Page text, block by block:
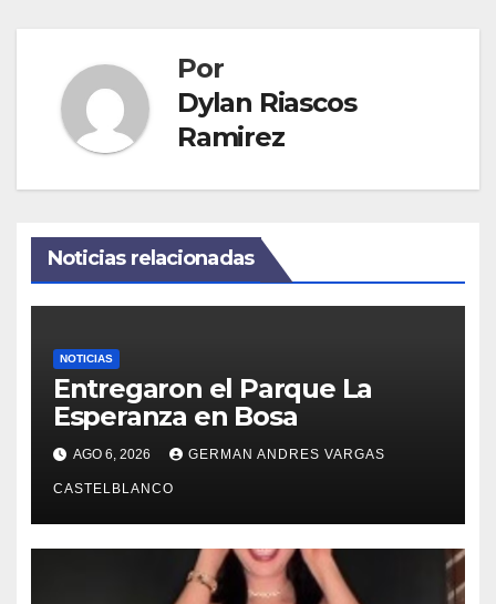
Por
Dylan Riascos
Ramirez
Noticias relacionadas
NOTICIAS
Entregaron el Parque La
Esperanza en Bosa
AGO 6, 2026 GERMAN ANDRES VARGAS
CASTELBLANCO